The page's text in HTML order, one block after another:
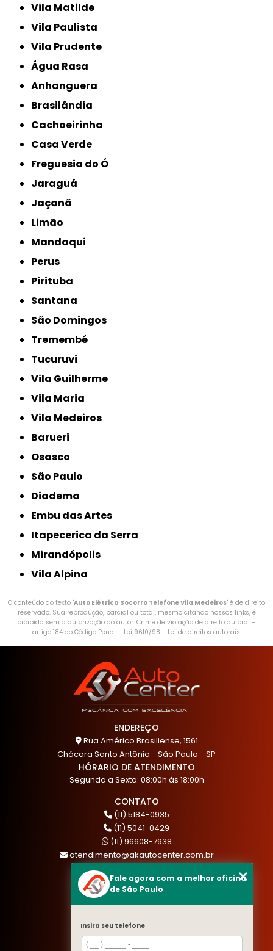
Vila Matilde
Vila Paulista
Vila Prudente
Água Rasa
Anhanguera
Brasilândia
Cachoeirinha
Casa Verde
Freguesia do Ó
Jaraguá
Jaçanã
Limão
Mandaqui
Perus
Pirituba
Santana
São Domingos
Tremembé
Tucuruvi
Vila Guilherme
Vila Maria
Vila Medeiros
Barueri
Osasco
São Paulo
Diadema
Embu das Artes
Itapecerica da Serra
Mirandópolis
Vila Alpina
O conteúdo do texto "Auto Elétrica Socorro Telefone Vila Medeiros" é de direito
reservado. Sua reprodução, parcial ou total, mesmo citando nossos links, é
proibida sem a autorização do autor. Crime de violação de direito autoral –
artigo 184 do Código Penal – Lei 9610/98 - Lei de direitos autorais.
ENDEREÇO
Rua Américo Brasiliense, 1561
Chácara Santo Antônio - São Paulo - SP
HÓRARIO DE ATENDIMENTO
Segunda a Sexta: 08:00h às 18:00h
CONTATO
(11) 5184-0935
(11) 5041-0429
(11) 96608-7938
atendimento@akautocenter.com.br
QUEM SOMOS
Fale agora com a melhor oficina
de São Paulo
Insira seu telefone